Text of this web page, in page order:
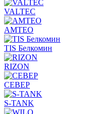
VALTEC
AMTEO
TIS Белкомин
RIZON
СЕВЕР
S-TANK